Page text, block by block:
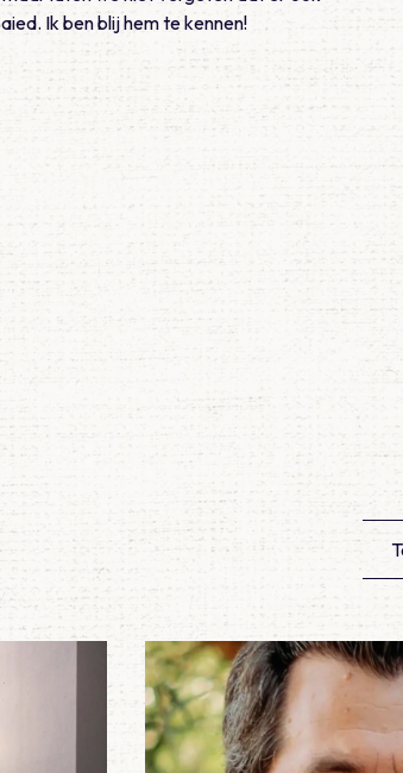
Ik ben blij hem te kennen!
hartaanval Lees meer over Meegemaakt –